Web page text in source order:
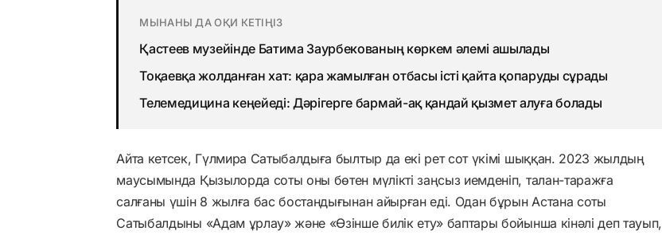
МЫНАНЫ ДА ОҚИ КЕТІҢІЗ
Қастеев музейінде Батима Заурбекованың көркем әлемі ашылады
Тоқаевқа жолданған хат: қара жамылған отбасы істі қайта қопаруды сұрады
Телемедицина кеңейеді: Дәрігерге бармай-ақ қандай қызмет алуға болады
Айта кетсек, Гүлмира Сатыбалдыға былтыр да екі рет сот үкімі шыққан. 2023 жылдың
маусымында Қызылорда соты оны бөтен мүлікті заңсыз иемденіп, талан-таражға
салғаны үшін 8 жылға бас бостандығынан айырған еді. Одан бұрын Астана соты
Сатыбалдыны «Адам ұрлау» және «Өзінше билік ету» баптары бойынша кінәлі деп тауып,